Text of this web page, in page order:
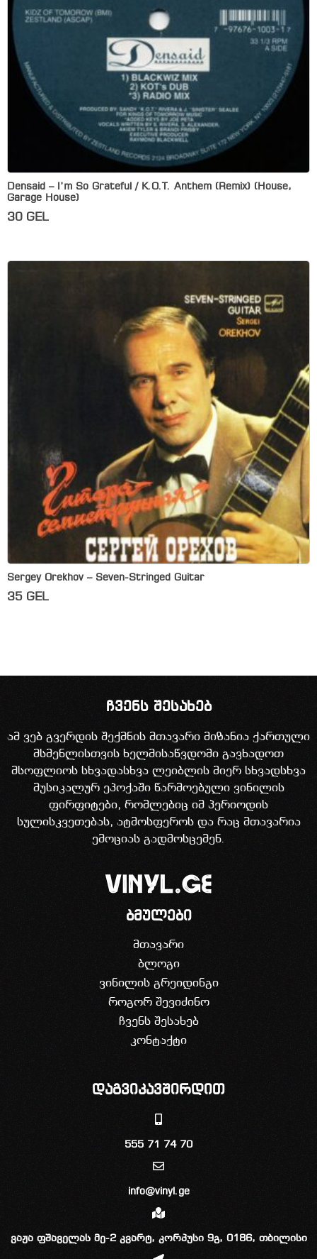
Densaid – I’m So Grateful / K.O.T. Anthem (Remix) (House,
Garage House)
30 GEL
Sergey Orekhov – Seven-Stringed Guitar
35 GEL
ჩვენს შესახებ
ამ ვებ გვერდის შექმნის მთავარი მიზანია ქართული
მსმენლისთვის ხელმისაწვდომი გავხადოთ
მსოფლიოს სხვადასხვა ლეიბლის მიერ სხვადსხვა
მუსიკალურ ეპოქაში წარმოებული ვინილის
ფირფიტები, რომლებიც იმ პერიოდის
სულისკვეთებას, ატმოსფეროს და რაც მთავარია
ემოციას გადმოსცემენ.
ბმულები
მთავარი
ბლოგი
ვინილის გრეიდინგი
როგორ შევიძინო
ჩვენს შესახებ
კონტაქტი
დაგვიკავშირდით
555 71 74 70
info@vinyl.ge
ვაჟა ფშაველას მე-2 კვარტ, კორპუსი 9გ, 0186, თბილისი